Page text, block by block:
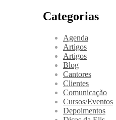
Categorias
Agenda
Artigos
Artigos
Blog
Cantores
Clientes
Comunicação
Cursos/Eventos
Depoimentos